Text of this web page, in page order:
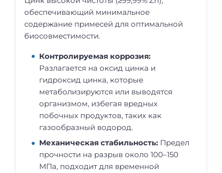
обеспечивающий минимальное
содержание примесей для оптимальной
биосовместимости.
Контролируемая коррозия:
Разлагается на оксид цинка и
гидроксид цинка, которые
метаболизируются или выводятся
организмом, избегая вредных
побочных продуктов, таких как
газообразный водород.
Механическая стабильность: Предел
прочности на разрыв около 100–150
МПа, подходит для временной